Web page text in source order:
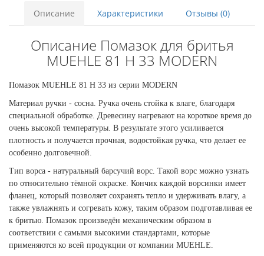
Описание Характеристики Отзывы (0)
Описание Помазок для бритья
MUEHLE 81 H 33 MODERN
Помазок MUEHLE 81 H 33 из серии MODERN
Материал ручки - сосна. Ручка очень стойка к влаге, благодаря
специальной обработке. Древесину нагревают на короткое время до
очень высокой температуры. В результате этого усиливается
плотность и получается прочная, водостойкая ручка, что делает ее
особенно долговечной.
Тип ворса - натуральный барсучий ворс. Такой ворс можно узнать
по относительно тёмной окраске. Кончик каждой ворсинки имеет
фланец, который позволяет сохранять тепло и удерживать влагу, а
также увлажнять и согревать кожу, таким образом подготавливая ее
к бритью. Помазок произведён механическим образом в
соответствии с самыми высокими стандартами, которые
применяются ко всей продукции от компании MUEHLE.